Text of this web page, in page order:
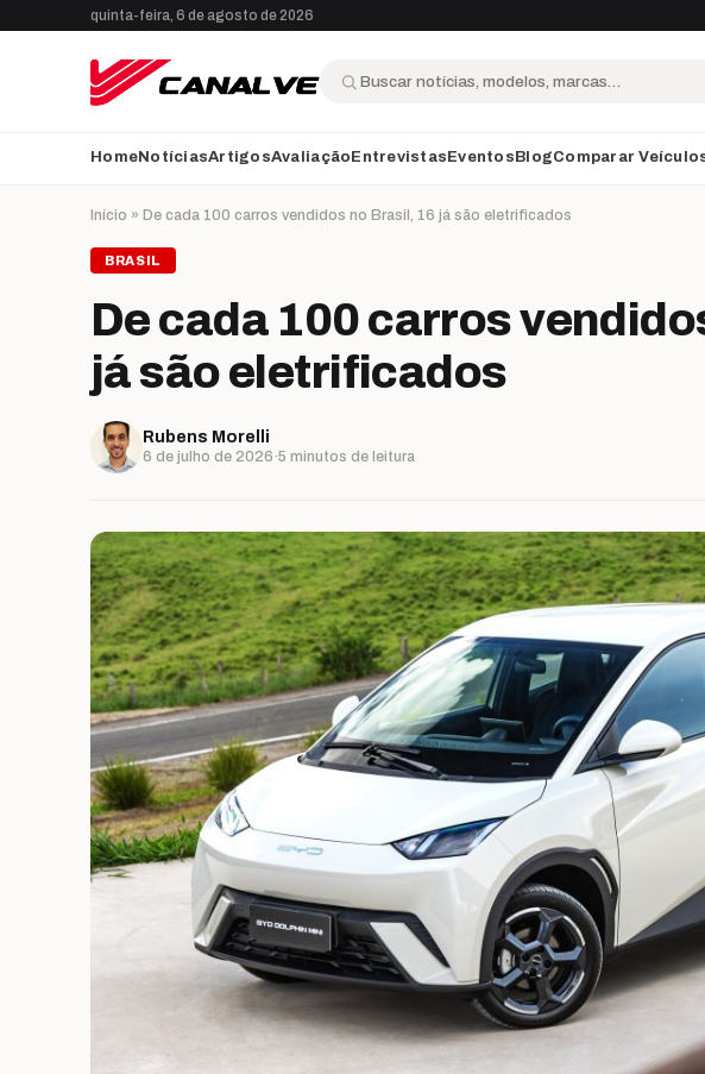
Ir para o conteúdoquinta-feira, 6 de agosto de 2026
Buscar
HomeNotíciasArtigosAvaliação Entrevistas Eventos BlogComparar
Início » De cada 100 carros vendidos no Brasil, 16 já são eletrificados
BRASIL
De cada 100 carros
já são eletrificados
Rubens Morelli
6 de julho de 2026·5 minutos de leitura